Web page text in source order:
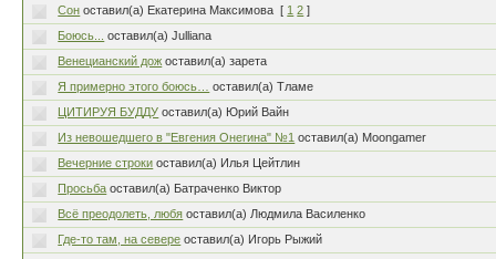
Сон оставил(а) Екатерина Максимова [ 1 2 ]
Боюсь...
оставил(а) Julliana
Венецианский дож оставил(а) зарета
Я примерно этого боюсь…
оставил(а) Тламе
ЦИТИРУЯ БУДДУ оставил(а) Юрий Вайн
Из невошедшего в "Евгения Онегина" №1 оставил(а) Moongamer
Вечерние строки оставил(а) Илья Цейтлин
Просьба оставил(а) Батраченко Виктор
Всё преодолеть, любя оставил(а) Людмила Василенко
Где-то там, на севере оставил(а) Игорь Рыжий